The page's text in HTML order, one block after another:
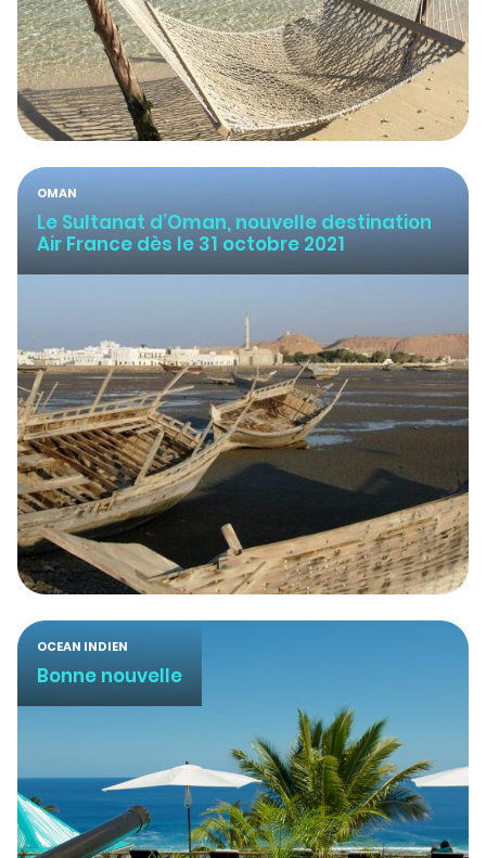
OMAN
Le Sultanat d’Oman, nouvelle destination
Air France dès le 31 octobre 2021
OCEAN INDIEN
Bonne nouvelle